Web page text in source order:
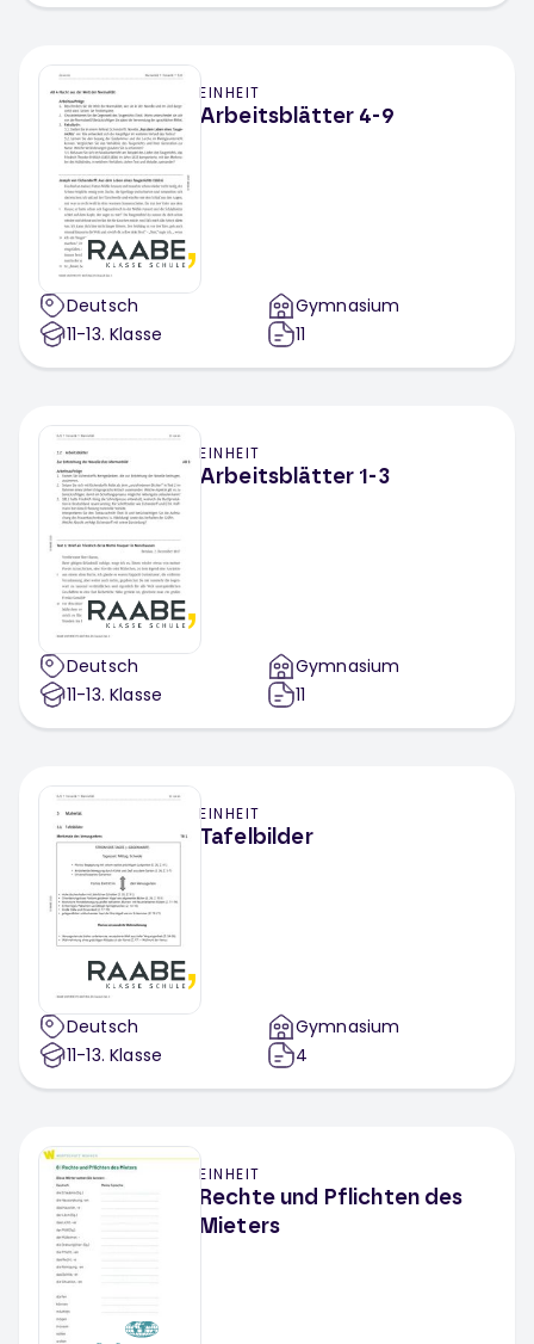
EINHEIT
Arbeitsblätter 4-9
Deutsch
11-13. Klasse
Gymnasium
11
EINHEIT
Arbeitsblätter 1-3
Deutsch
11-13. Klasse
Gymnasium
11
EINHEIT
Tafelbilder
Deutsch
11-13. Klasse
Gymnasium
4
EINHEIT
Rechte und Pflichten des
Mieters